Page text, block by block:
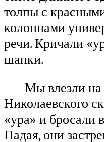
толпы с
колоннами
речи. Кричали
шапки.
Мы влезли на
Николаевского
«ура» и бросали
Падая, они